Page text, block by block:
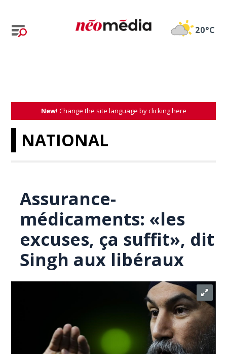
20°C
New! Change the site language by clicking here
NATIONAL
Assurance-
médicaments: «les
excuses, ça suffit», dit
Singh aux libéraux